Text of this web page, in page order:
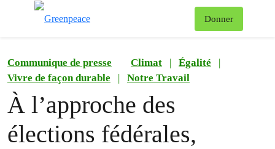
Donner
Communique de presse Climat | Égalité
|
Vivre de façon durable
| Notre Travail
À l’approche des
élections fédérales,